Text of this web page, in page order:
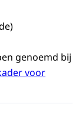
genoemd bij
voor